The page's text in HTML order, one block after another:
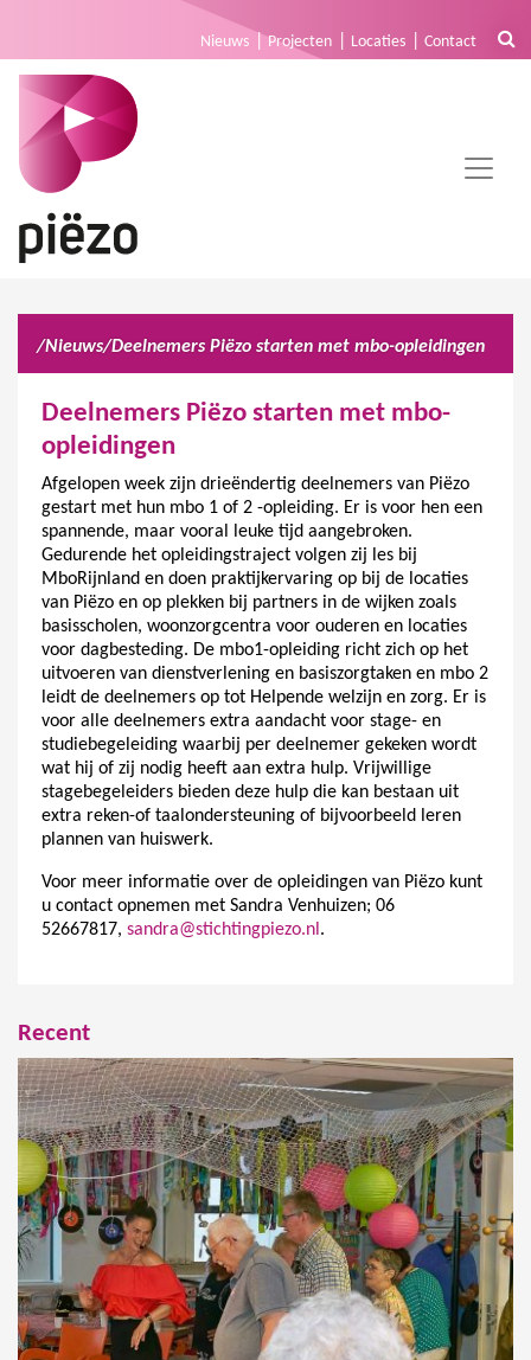
Nieuws Projecten Locaties Contact
/Nieuws/Deelnemers Piëzo starten met mbo-opleidingen
Deelnemers Piëzo starten met mbo-
opleidingen
Afgelopen week zijn drieëndertig deelnemers van Piëzo
gestart met hun mbo 1 of 2 -opleiding. Er is voor hen een
spannende, maar vooral leuke tijd aangebroken.
Gedurende het opleidingstraject volgen zij les bij
MboRijnland en doen praktijkervaring op bij de locaties
van Piëzo en op plekken bij partners in de wijken zoals
basisscholen, woonzorgcentra voor ouderen en locaties
voor dagbesteding. De mbo1-opleiding richt zich op het
uitvoeren van dienstverlening en basiszorgtaken en mbo 2
leidt de deelnemers op tot Helpende welzijn en zorg. Er is
voor alle deelnemers extra aandacht voor stage- en
studiebegeleiding waarbij per deelnemer gekeken wordt
wat hij of zij nodig heeft aan extra hulp. Vrijwillige
stagebegeleiders bieden deze hulp die kan bestaan uit
extra reken-of taalondersteuning of bijvoorbeeld leren
plannen van huiswerk.
Voor meer informatie over de opleidingen van Piëzo kunt
u contact opnemen met Sandra Venhuizen; 06
52667817, sandra@stichtingpiezo.nl .
Recent